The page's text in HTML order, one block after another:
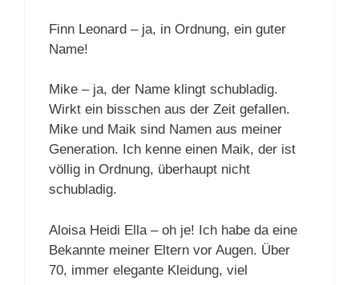
Finn Leonard – ja, in Ordnung, ein guter
Name!
Mike – ja, der Name klingt schubladig.
Wirkt ein bisschen aus der Zeit gefallen.
Mike und Maik sind Namen aus meiner
Generation. Ich kenne einen Maik, der ist
völlig in Ordnung, überhaupt nicht
schubladig.
Aloisa Heidi Ella – oh je! Ich habe da eine
Bekannte meiner Eltern vor Augen. Über
70, immer elegante Kleidung, viel